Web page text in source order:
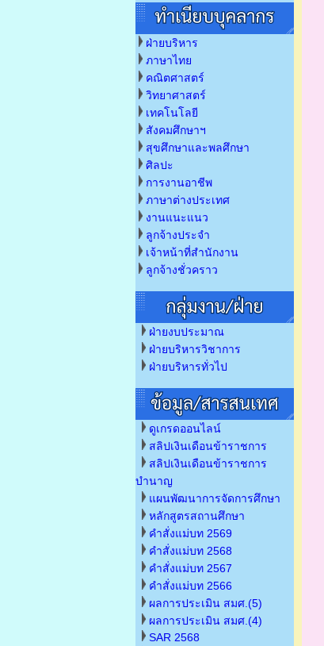
ฝ่ายบริหาร
ภาษาไทย
คณิตศาสตร์
วิทยาศาสตร์
เทคโนโลยี
สังคมศึกษาฯ
สุขศึกษาและพลศึกษา
ศิลปะ
การงานอาชีพ
ภาษาต่างประเทศ
งานแนะแนว
ลูกจ้างประจำ
เจ้าหน้าที่สำนักงาน
ลูกจ้างชั่วคราว
ฝ่ายงบประมาณ
ฝ่ายบริหารวิชาการ
ฝ่ายบริหารทั่วไป
ดูเกรดออนไลน์
สลิปเงินเดือนข้าราชการ
สลิปเงินเดือนข้าราชการ
บำนาญ
แผนพัฒนาการจัดการศึกษา
หลักสูตรสถานศึกษา
คำสั่งแม่บท 2569
คำสั่งแม่บท 2568
คำสั่งแม่บท 2567
คำสั่งแม่บท 2566
ผลการประเมิน สมศ.(5)
ผลการประเมิน สมศ.(4)
SAR 2568